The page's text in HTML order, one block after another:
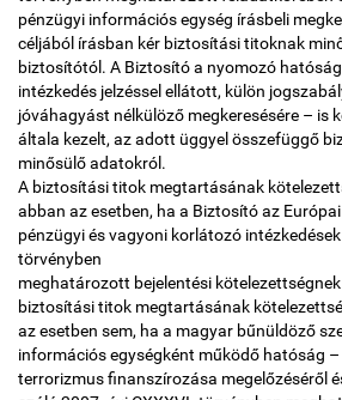
pénzügyi információs egység írásbeli
céljából írásban kér biztosítási titoknak
biztosítótól. A Biztosító a nyomozó
intézkedés jelzéssel ellátott, külön
jóváhagyást nélkülöző megkeresésére – is
általa kezelt, az adott üggyel összefüggő
minősülő adatokról.
A biztosítási titok megtartásának
abban az esetben, ha a Biztosító az
pénzügyi és vagyoni korlátozó
törvényben
meghatározott bejelentési
biztosítási titok megtartásának
az esetben sem, ha a magyar bűnüldöző
információs egységként működő hatóság –
terrorizmus finanszírozása megelőzéséről